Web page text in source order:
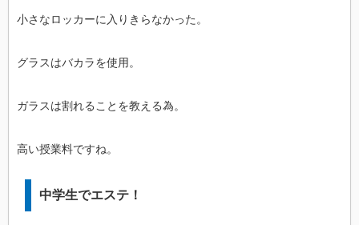
小さなロッカーに入りきらなかった。
グラスはバカラを使用。
ガラスは割れることを教える為。
高い授業料ですね。
中学生でエステ！